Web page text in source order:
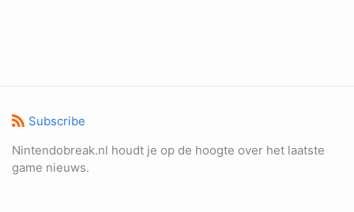
Subscribe
Nintendobreak.nl houdt je op de hoogte over het laatste
game nieuws.